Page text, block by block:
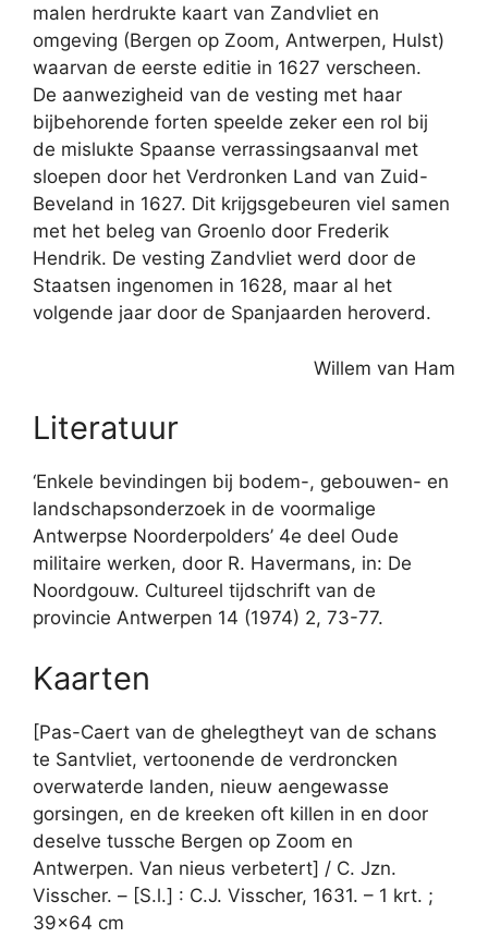
malen herdrukte kaart van Zandvliet en
omgeving (Bergen op Zoom, Antwerpen, Hulst)
waarvan de eerste editie in 1627 verscheen.
De aanwezigheid van de vesting met haar
bijbehorende forten speelde zeker een rol bij
de mislukte Spaanse verrassingsaanval met
sloepen door het Verdronken Land van Zuid-
Beveland in 1627. Dit krijgsgebeuren viel samen
met het beleg van Groenlo door Frederik
Hendrik. De vesting Zandvliet werd door de
Staatsen ingenomen in 1628, maar al het
volgende jaar door de Spanjaarden heroverd.
Willem van Ham
Literatuur
‘Enkele bevindingen bij bodem-, gebouwen- en
landschapsonderzoek in de voormalige
Antwerpse Noorderpolders’ 4e deel Oude
militaire werken, door R. Havermans, in: De
Noordgouw. Cultureel tijdschrift van de
provincie Antwerpen 14 (1974) 2, 73-77.
Kaarten
[Pas-Caert van de ghelegtheyt van de schans
te Santvliet, vertoonende de verdroncken
overwaterde landen, nieuw aengewasse
gorsingen, en de kreeken oft killen in en door
deselve tussche Bergen op Zoom en
Antwerpen. Van nieus verbetert] / C. Jzn.
Visscher. – [S.l.] : C.J. Visscher, 1631. – 1 krt. ;
39×64 cm